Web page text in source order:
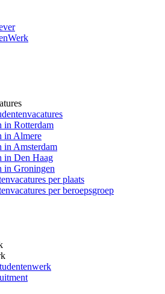
in Rotterdam
in Almere
in Amsterdam
in Den Haag
in Groningen
per plaats
per beroepsgroep